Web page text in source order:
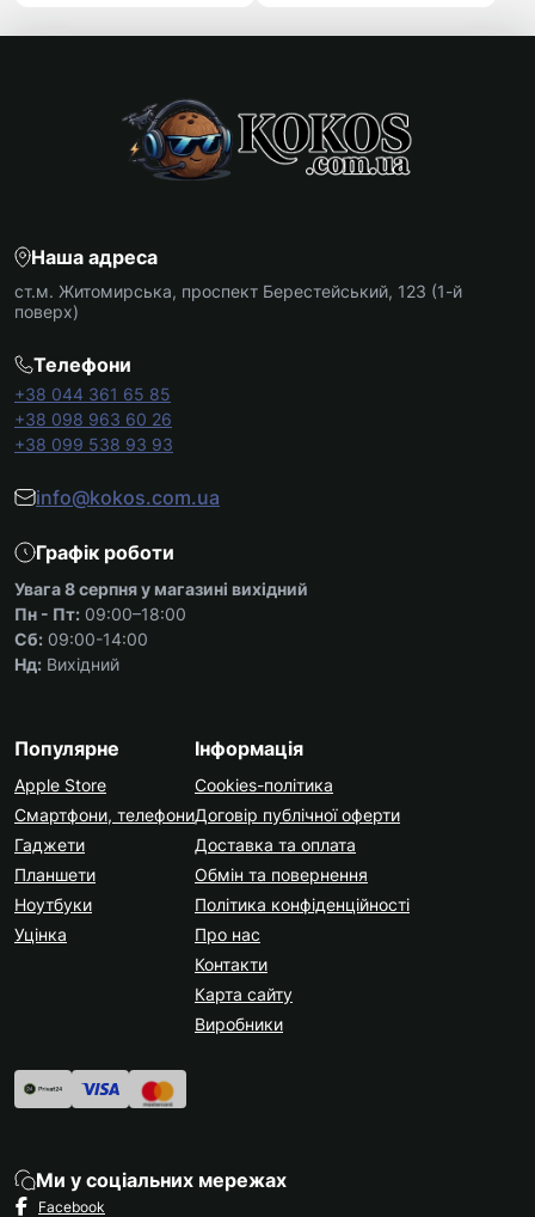
Наша адреса
ст.м. Житомирська, проспект Берестейський, 123 (1-й
поверх)
Телефони
+38 044 361 65 85
+38 098 963 60 26
+38 099 538 93 93
info@kokos.com.ua
Графік роботи
Увага 8 серпня у магазині вихідний
Пн - Пт: 09:00–18:00
Сб: 09:00-14:00
Нд: Вихідний
Популярне
Apple Store
Смартфони, телефони
Гаджети
Планшети
Ноутбуки
Уцінка
Інформація
Cookies-політика
Договір публічної оферти
Доставка та оплата
Обмін та повернення
Політика конфіденційності
Про нас
Контакти
Карта сайту
Виробники
Ми у соціальних мережах
Facebook